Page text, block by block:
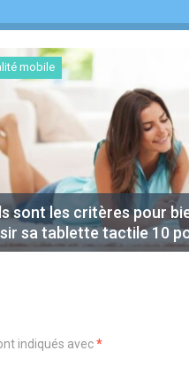
mobile
sont les critères pour
sa tablette tactile 10
indiqués avec*